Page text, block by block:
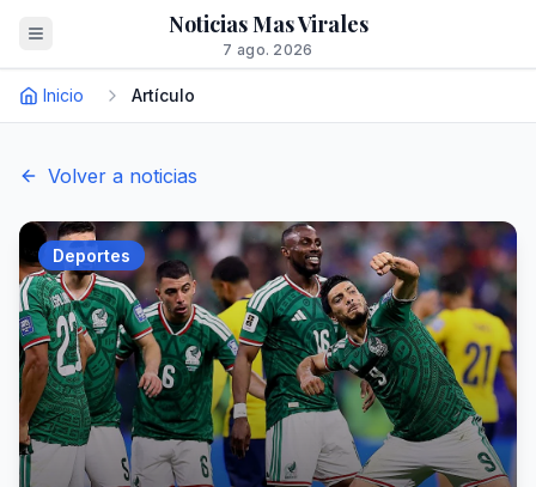
Noticias Mas Virales
7 ago. 2026
Inicio Artículo
Volver a noticias
Deportes